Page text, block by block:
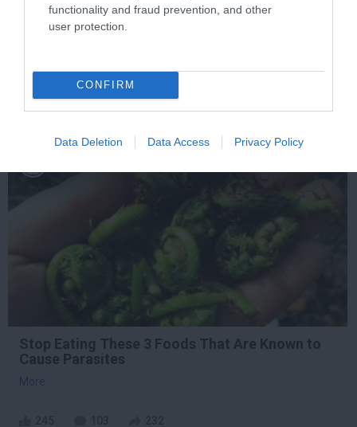
functionality and fraud prevention, and other
user protection.
CONFIRM
Data Deletion Data Access Privacy Policy
One Teaspoon And All The Worms In The Body
Die Instantly
331 27 287
Stop Eating These 3 Foods That Are Known to
Cause Parasites
More